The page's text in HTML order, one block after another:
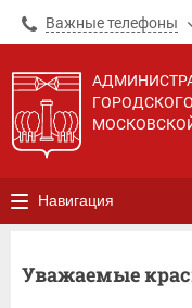
Важные телефоны
Навигация
Уважаемые